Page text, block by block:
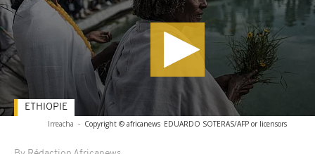
Irreacha - Copyright © africanews EDUARDO SOTERAS/AFP or licensors
ETHIOPIE